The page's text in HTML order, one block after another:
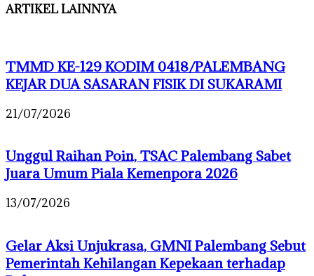
ARTIKEL LAINNYA
TMMD KE-129 KODIM 0418/PALEMBANG
KEJAR DUA SASARAN FISIK DI SUKARAMI
21/07/2026
Unggul Raihan Poin, TSAC Palembang Sabet
Juara Umum Piala Kemenpora 2026
13/07/2026
Gelar Aksi Unjukrasa, GMNI Palembang Sebut
Pemerintah Kehilangan Kepekaan terhadap